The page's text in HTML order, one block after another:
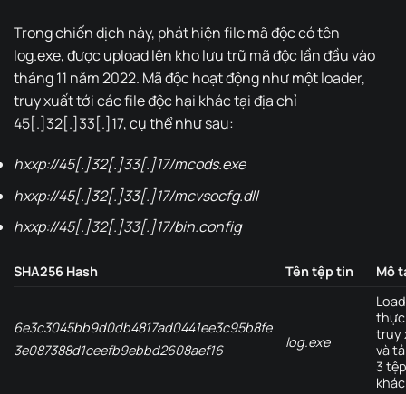
Trong chiến dịch này, phát hiện file mã độc có tên
log.exe, được upload lên kho lưu trữ mã độc lần đầu vào
tháng 11 năm 2022. Mã độc hoạt động như một loader,
truy xuất tới các file độc hại khác tại địa chỉ
45[.]32[.]33[.]17, cụ thể như sau:
hxxp://45[.]32[.]33[.]17/mcods.exe
hxxp://45[.]32[.]33[.]17/mcvsocfg.dll
hxxp://45[.]32[.]33[.]17/bin.config
SHA256 Hash Tên tệp tin Mô
6e3c3045bb9d0db4817ad0441ee3c95b8fe
3e087388d1ceefb9ebbd2608aef16
log.exe
truy
và
3
khác